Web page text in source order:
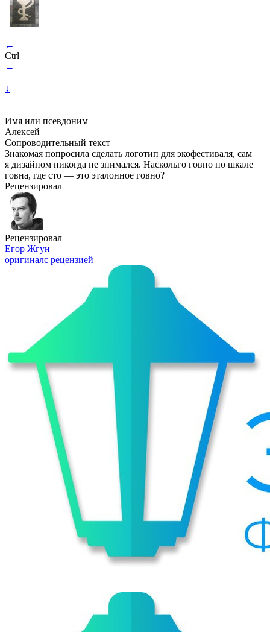
←
Ctrl
→
↓
Имя или псевдоним
Алексей
Сопроводительный текст
Знакомая попросила сделать логотип для экофестиваля, сам
я дизайном никогда не знимался. Наскольго говно по шкале
говна, где сто — это эталонное говно?
Рецензировал
Рецензировал
Егор Жгун
оригиналс рецензией